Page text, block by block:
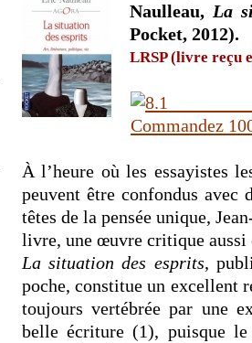
Naulleau, La
Pocket, 2012).
LRSP (livre reçu
À l’heure où les essayistes
peuvent être confondus avec
têtes de la pensée unique,
livre, une œuvre critique aussi
La situation des esprits,
poche, constitue un excellent
toujours vertébrée par une
belle écriture (1), puisque